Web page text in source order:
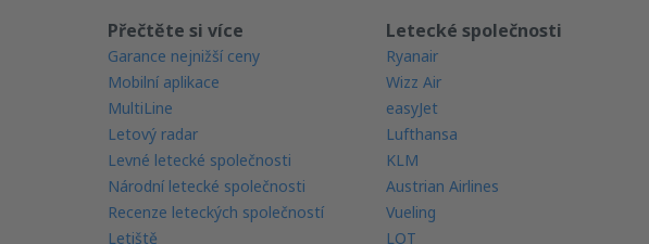
Přečtěte si více
Garance nejnižší ceny
Mobilní aplikace
MultiLine
Letový radar
Levné letecké společnosti
Národní letecké společnosti
Recenze leteckých společností
Letiště
Letecké společnosti
Ryanair
Wizz Air
easyJet
Lufthansa
KLM
Austrian Airlines
Vueling
LOT